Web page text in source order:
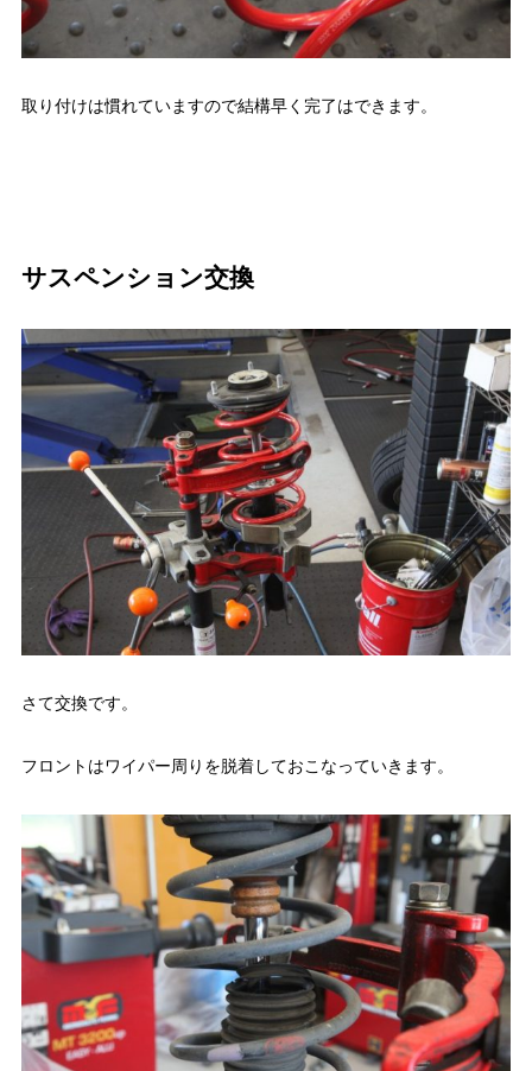
取り付けは慣れていますので結構早く完了はできます。
サスペンション交換
さて交換です。
フロントはワイパー周りを脱着しておこなっていきます。